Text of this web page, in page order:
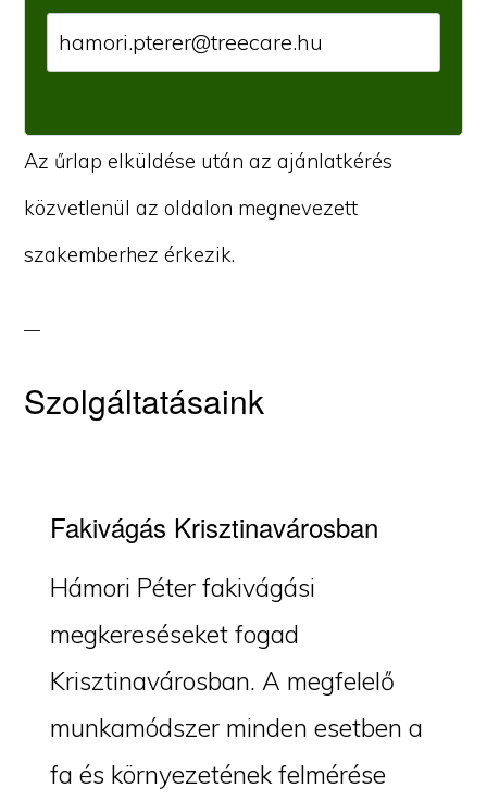
Az űrlap elküldése után az ajánlatkérés
közvetlenül az oldalon megnevezett
szakemberhez érkezik.
Szolgáltatásaink
Fakivágás Krisztinavárosban
Hámori Péter fakivágási
megkereséseket fogad
Krisztinavárosban. A megfelelő
munkamódszer minden esetben a
fa és környezetének felmérése